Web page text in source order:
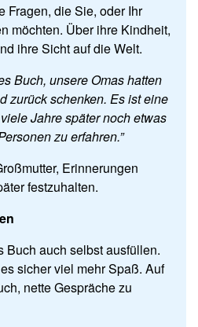
Fragen, die Sie, oder Ihr
möchten. Über ihre Kindheit,
ihre Sicht auf die Welt.
Buch, unsere Omas hatten
zurück schenken. Es ist eine
Jahre später noch etwas
zu erfahren.”
Erinnerungen
festzuhalten.
Buch auch selbst ausfüllen.
sicher viel mehr Spaß. Auf
nette Gespräche zu